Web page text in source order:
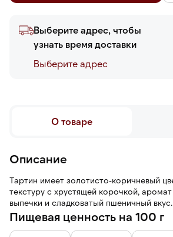
Выберите адрес, чтобы
узнать время доставки
Выберите адреc
О товаре
Описание
Тартин имеет золотисто-коричневый
текстуру с хрустящей корочкой,
выпечки и сладковатый пшеничный вкус.
Пищевая ценность на 100 г